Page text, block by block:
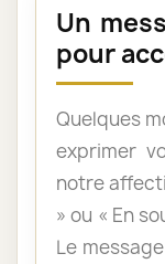
Un
pour
Quelques
exprimer
notre
» ou « En
Le